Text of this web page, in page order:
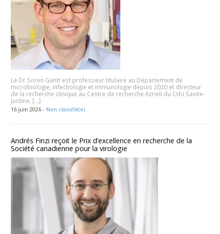
Le Dr Soren Gantt est professeur titulaire au Département de
microbiologie, infectiologie et immunologie depuis 2020 et directeur
de la recherche clinique au Centre de recherche Azrieli du CHU Sainte-
Justine. […]
16 juin 2026 - Non classifié(e)
Andrés Finzi reçoit le Prix d’excellence en recherche de la
Société canadienne pour la virologie